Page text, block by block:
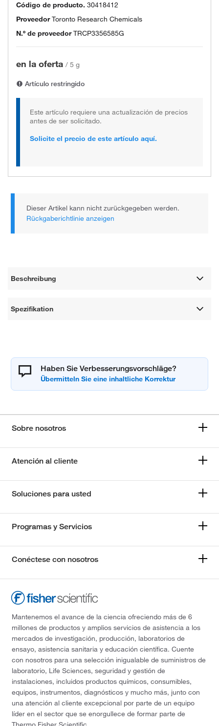
Código de producto. 30418412
ProveedorToronto Research Chemicals
N.º de proveedor TRCP3356585G
en la oferta / 5 g
Artículo restringido
Este artículo requiere una actualización de precios
antes de ser solicitado.
Solicite el precio de este artículo aquí.
Dieser Artikel kann nicht zurückgegeben werden.
Rückgaberichtlinie anzeigen
Beschreibung
Spezifikation
Haben Sie Verbesserungsvorschläge?
Sobre nosotros
Atención al cliente
Soluciones para usted
Programas y Servicios
Conéctese con nosotros
Mantenemos el avance de la ciencia ofreciendo más de 6
millones de productos y amplios servicios de asistencia a los
mercados de investigación, producción, laboratorios de
ensayo, asistencia sanitaria y educación científica. Cuente
con nosotros para una selección inigualable de suministros de
laboratorio, Life Sciences, seguridad y gestión de
instalaciones, incluidos productos químicos, consumibles,
equipos, instrumentos, diagnósticos y mucho más, junto con
una atención al cliente excepcional por parte de un equipo
líder en el sector que se enorgullece de formar parte de